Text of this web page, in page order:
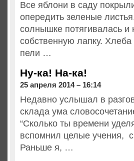
Все яблони в саду
опередить зеленые
солнышке потягивалась
собственную лапку.
пели …
Ну-ка! На-ка!
25 апреля 2014 – 16:14
Недавно услышал в
склада ума
“Сколько ты времени
вспомнил целые учения,
Раньше я, …